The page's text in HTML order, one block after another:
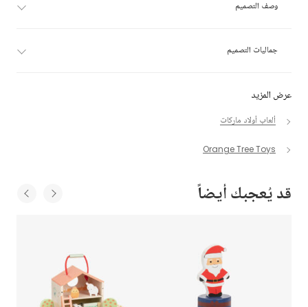
عرض المزيد
ألعاب أولاد ماركات
Orange Tree Toys
وصف التصميم
جماليات التصميم
قد يُعجبك أيضاً